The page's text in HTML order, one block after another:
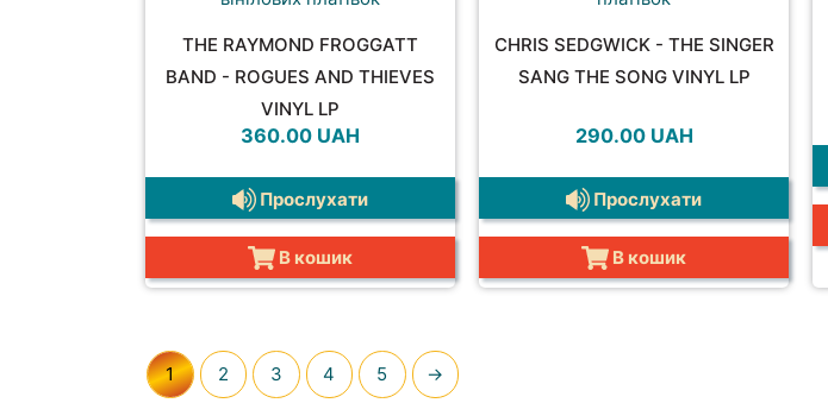
THE RAYMOND FROGGATT
BAND - ROGUES AND THIEVES
VINYL LP
360.00 UAH
Прослухати
В кошик
CHRIS SEDGWICK - THE SINGER
SANG THE SONG VINYL LP
290.00 UAH
Прослухати
В кошик
1 2 3 4 5 →